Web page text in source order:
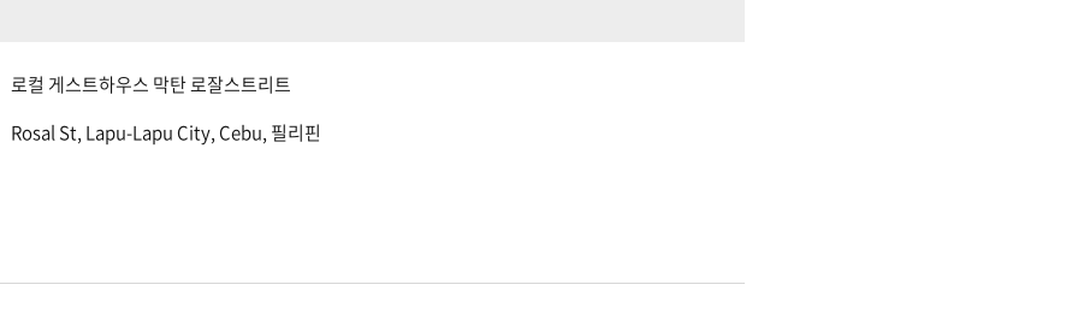
로컬 게스트하우스 막탄 로잘스트리트
Rosal St, Lapu-Lapu City, Cebu, 필리핀